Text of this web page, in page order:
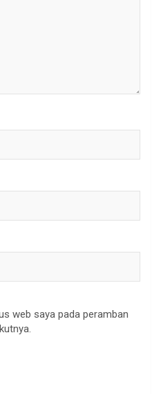
web saya pada peramban